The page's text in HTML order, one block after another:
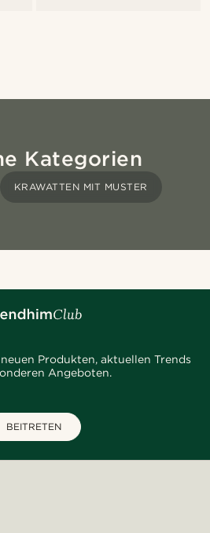
Kategorien
KRAWATTEN MIT MUSTER
Produkten, aktuellen Trends
Angeboten.
BEITRETEN